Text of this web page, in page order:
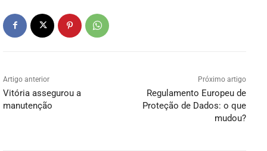
Artigo anterior
Vitória assegurou a
manutenção
Próximo artigo
Regulamento Europeu de
Proteção de Dados: o que
mudou?